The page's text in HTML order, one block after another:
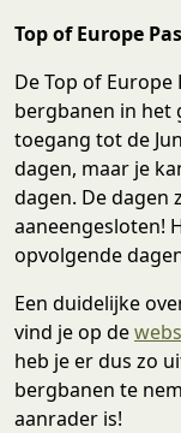
Top of Europe
De Top of
bergbanen in het
toegang tot de
dagen, maar je
dagen. De dagen
aaneengesloten!
opvolgende
Een duidelijke
vind je op de
heb je er dus zo
bergbanen te
aanrader is!